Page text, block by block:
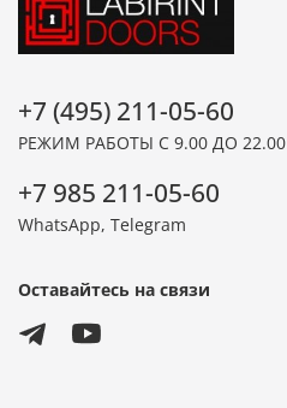
+7 (495) 211-05-60
РЕЖИМ РАБОТЫ С 9.00 ДО 22.00
+7 985 211-05-60
WhatsApp, Telegram
Оставайтесь на связи